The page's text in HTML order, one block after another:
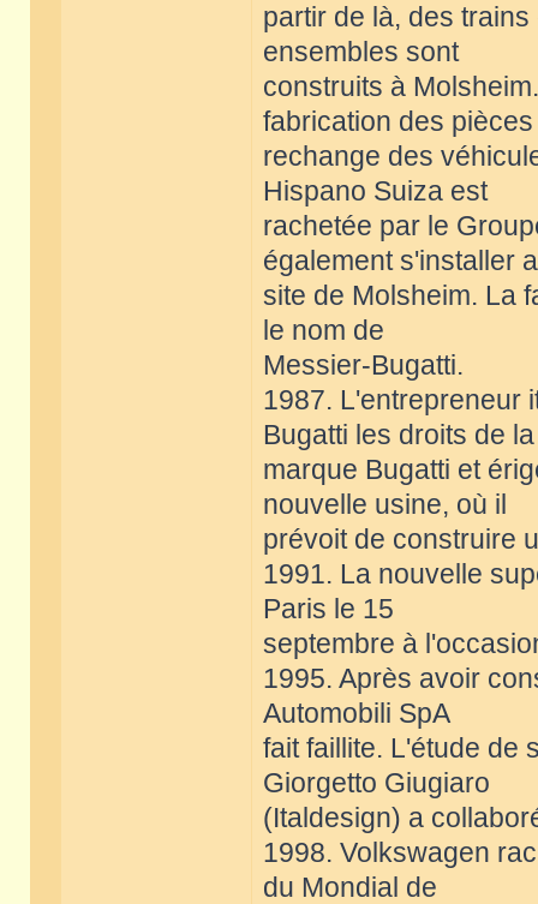
partir de là, des trains
ensembles sont
construits à
fabrication des
rechange des
Hispano Suiza est
rachetée par le
également s'installer
site de Molsheim. La
le nom de
Messier-Bugatti.
1987. L'entrepreneur
Bugatti les droits de la
marque Bugatti et
nouvelle usine, où il
prévoit de construire
1991. La nouvelle
Paris le 15
septembre à
1995. Après avoir
Automobili SpA
fait faillite. L'étude de
Giorgetto Giugiaro
(Italdesign) a
1998. Volkswagen
du Mondial de